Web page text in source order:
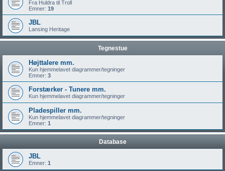
Fra Huldra til Troll
Emner: 19
JBL
Lansing Heritage
Tegnestue
Højttalere mm.
Kun hjemmelavet diagrammer/tegninger
Emner: 3
Forstærker - Tunere mm.
Kun hjemmelavet diagrammer/tegninger
Pladespiller mm.
Kun hjemmelavet diagrammer/tegninger
Emner: 1
Database
JBL
Emner: 1